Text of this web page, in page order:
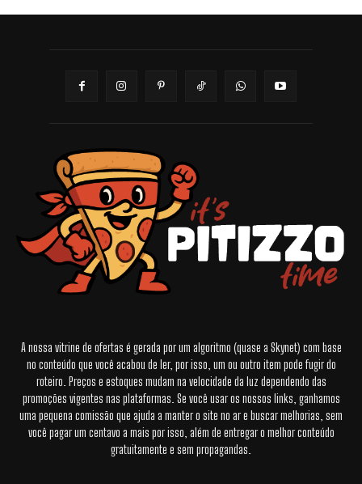
A nossa vitrine de ofertas é gerada por um algoritmo (quase a Skynet) com base
no conteúdo que você acabou de ler, por isso, um ou outro item pode fugir do
roteiro. Preços e estoques mudam na velocidade da luz dependendo das
promoções vigentes nas plataformas. Se você usar os nossos links, ganhamos
uma pequena comissão que ajuda a manter o site no ar e buscar melhorias, sem
você pagar um centavo a mais por isso, além de entregar o melhor conteúdo
gratuitamente e sem propagandas.